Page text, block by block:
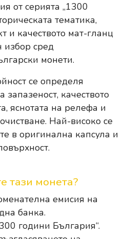
от серията „1300
тематика,
и качеството мат-гланц
избор сред
монети.
се определя
запазеност, качеството
яснотата на релефа и
Най-високо се
в оригинална капсула и
тази монета?
емисия на
банка.
години България“.